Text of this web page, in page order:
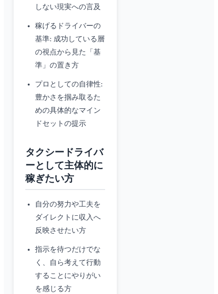
しない現実への言及
稼げるドライバーの
基準: 成功している層
の視点から見た「基
準」の置き方
プロとしての自律性:
豊かさを掴み取るた
めの具体的なマイン
ドセットの提示
タクシードライバ
ーとして主体的に
稼ぎたい方
自分の努力や工夫を
ダイレクトに収入へ
反映させたい方
指示を待つだけでな
く、自ら考えて行動
することにやりがい
を感じる方